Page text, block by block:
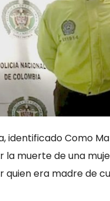
identificado Como
la muerte de una
quien era madre de